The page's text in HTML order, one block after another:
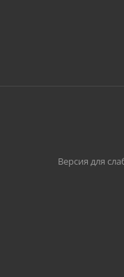
Версия для